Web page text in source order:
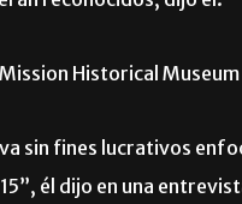
Historical
sin fines lucrativos
él dijo en una